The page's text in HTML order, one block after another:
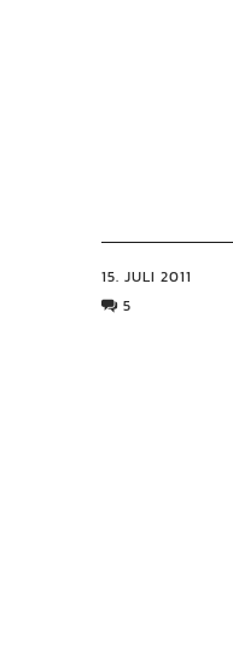
15. JULI 2011
5